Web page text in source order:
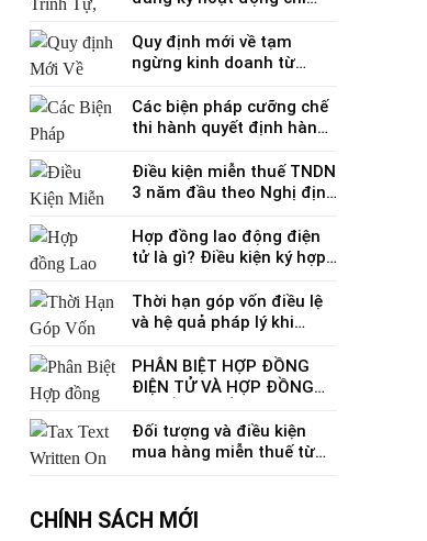
diện, lập địa điểm kinh
doanh
Quy định mới về tạm
ngừng kinh doanh từ
rõ?
Các biện pháp cưỡng chế
thi hành quyết định hành
01/7/2026
Điều kiện miễn thuế TNDN
3 năm đầu theo Nghị định
Hợp đồng lao động điện
tử là gì? Điều kiện ký hợp
Thời hạn góp vốn điều lệ
và hệ quả pháp lý khi
PHÂN BIỆT HỢP ĐỒNG
ĐIỆN TỬ VÀ HỢP ĐỒNG
Đối tượng và điều kiện
mua hàng miễn thuế từ
CHÍNH SÁCH MỚI